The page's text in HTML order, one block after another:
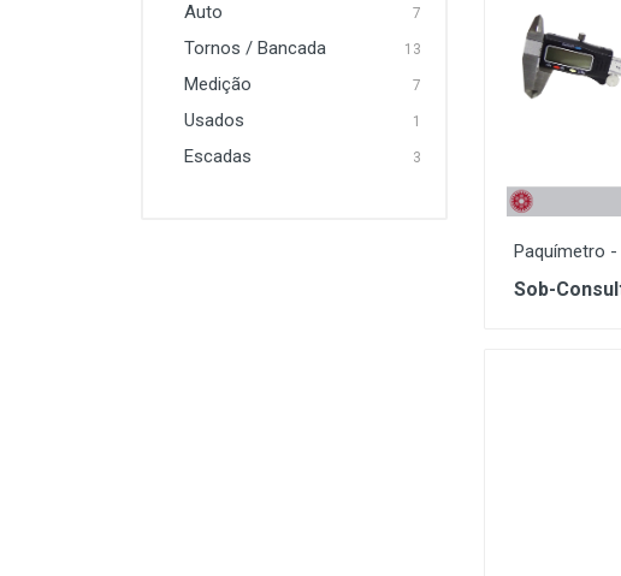
Auto 7
Tornos / Bancada 13
Medição 7
Usados 1
Escadas 3
Paquímetro -
Sob-